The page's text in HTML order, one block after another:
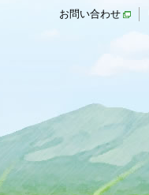
お問い合わせ